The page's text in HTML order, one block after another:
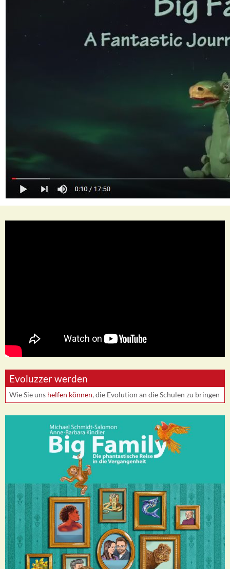
Evoluzzer werden
Wie Sie uns helfen können, die Evolution an die Schulen zu bringen